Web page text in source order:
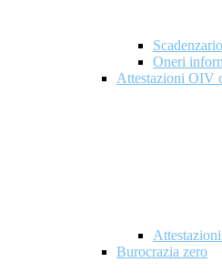
Oneri
Attestazioni OIV
Burocrazia zero